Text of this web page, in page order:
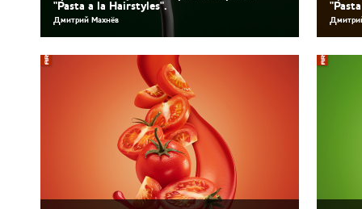
"Pasta a la Hairstyles".
Дмитрий Махнёв